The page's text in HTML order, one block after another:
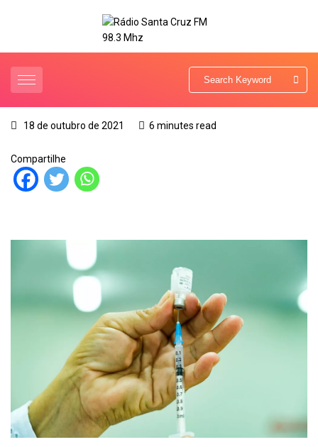
18 de outubro de 2021 6 minutes read
Compartilhe